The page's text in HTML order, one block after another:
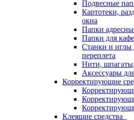
Подвесные
Картотеки,
окна
Папки
Папки для
Станки и иглы
переплета
Нити,
Аксессуары
Корректирующие
Клеящие средства